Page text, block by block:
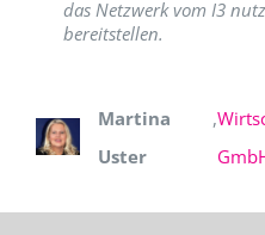
das Netzwerk vom I3
bereitstellen.
Martina
Uster
,